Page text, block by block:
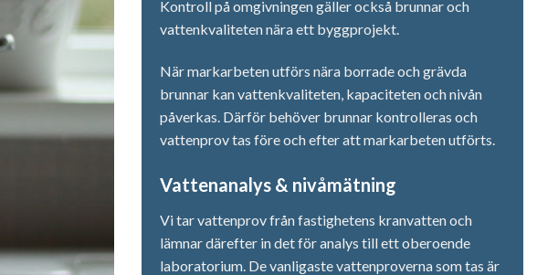
Kontroll på omgivningen gäller också brunnar och
vattenkvaliteten nära ett byggprojekt.
När markarbeten utförs nära borrade och grävda
brunnar kan vattenkvaliteten, kapaciteten och nivån
påverkas. Därför behöver brunnar kontrolleras och
vattenprov tas före och efter att markarbeten utförts.
Vattenanalys & nivåmätning
Vi tar vattenprov från fastighetens kranvatten och
lämnar därefter in det för analys till ett oberoende
laboratorium. De vanligaste vattenproverna som tas är